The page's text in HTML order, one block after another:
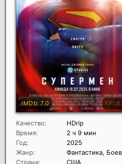
Качество:
HDrip
Время:
2 ч 9 мин
Год:
2025
Жанр:
Фантастика,
Страна:
США